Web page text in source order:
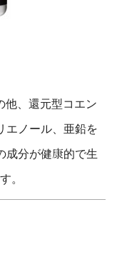
他、還元型コエン
エノール、亜鉛を
成分が健康的で生
。